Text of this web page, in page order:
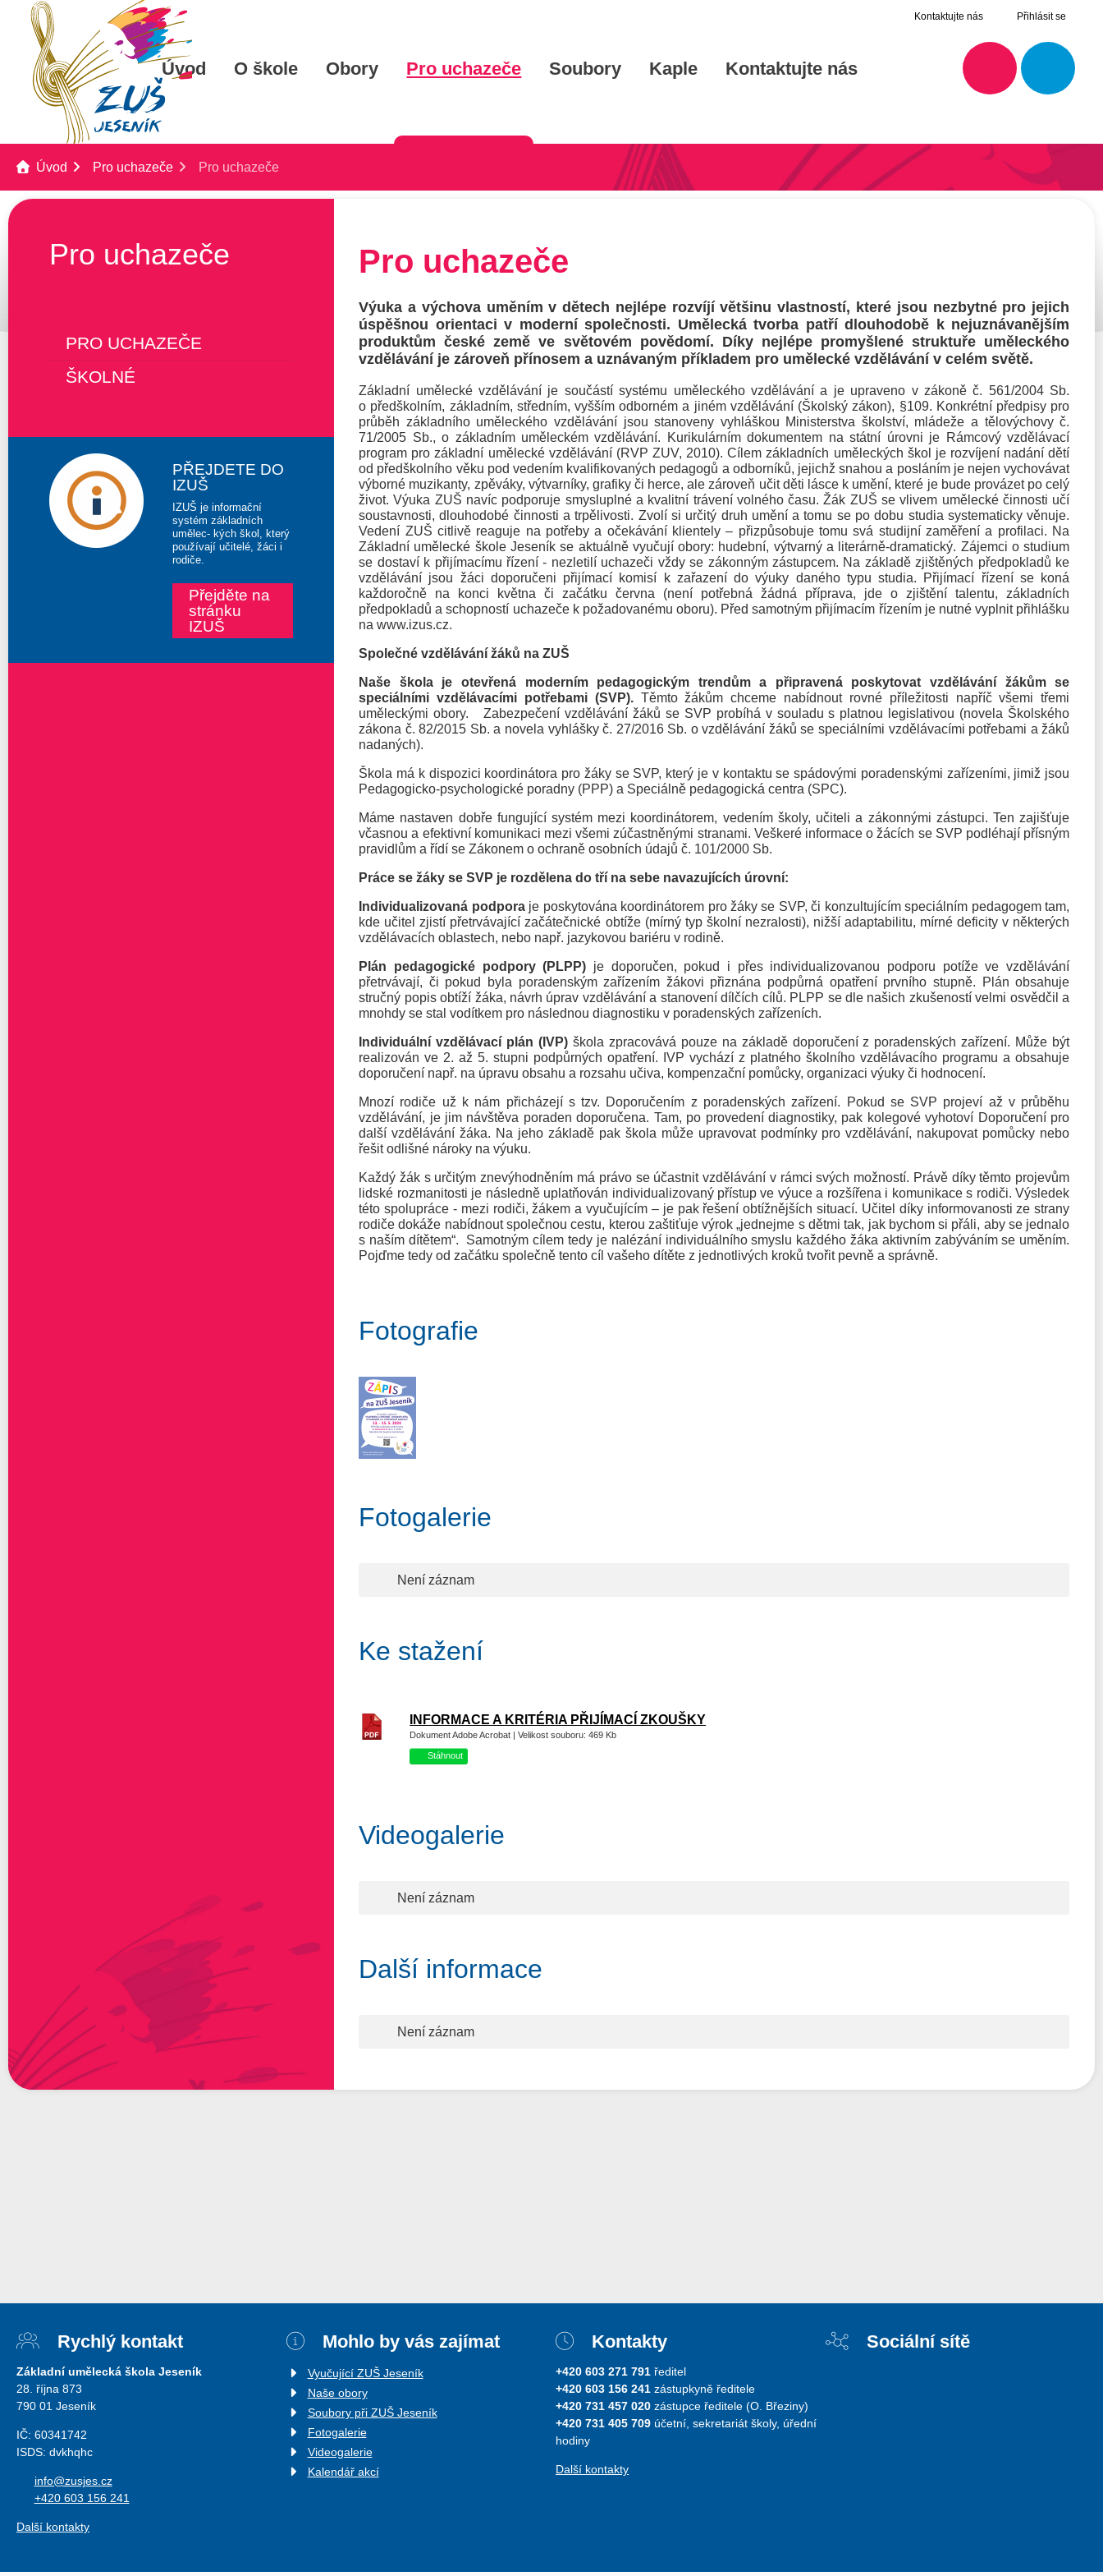
Kontaktujte nás Přihlásit se
Úvod O škole Obory Pro uchazeče Soubory Kaple Kontaktujte nás
Úvod Pro uchazeče Pro uchazeče
Pro uchazeče
PRO UCHAZEČE
ŠKOLNÉ
PŘEJDETE DO
IZUŠ
IZUŠ je informační
systém základních
umělec- kých škol, který
používají učitelé, žáci i
rodiče.
Přejděte na
stránku
IZUŠ
Pro uchazeče
Výuka a výchova uměním v dětech nejlépe rozvíjí většinu vlastností, které jsou nezbytné pro jejich
úspěšnou orientaci v moderní společnosti. Umělecká tvorba patří dlouhodobě k nejuznávanějším
produktům české země ve světovém povědomí. Díky nejlépe promyšlené struktuře uměleckého
vzdělávání je zároveň přínosem a uznávaným příkladem pro umělecké vzdělávání v celém světě.
Základní umělecké vzdělávání je součástí systému uměleckého vzdělávání a je upraveno v zákoně č. 561/2004 Sb.
o předškolním, základním, středním, vyšším odborném a jiném vzdělávání (Školský zákon), §109. Konkrétní předpisy pro
průběh základního uměleckého vzdělávání jsou stanoveny vyhláškou Ministerstva školství, mládeže a tělovýchovy č.
71/2005 Sb., o základním uměleckém vzdělávání. Kurikulárním dokumentem na státní úrovni je Rámcový vzdělávací
program pro základní umělecké vzdělávání (RVP ZUV, 2010). Cílem základních uměleckých škol je rozvíjení nadání dětí
od předškolního věku pod vedením kvalifikovaných pedagogů a odborníků, jejichž snahou a posláním je nejen vychovávat
výborné muzikanty, zpěváky, výtvarníky, grafiky či herce, ale zároveň učit děti lásce k umění, které je bude provázet po celý
život. Výuka ZUŠ navíc podporuje smysluplné a kvalitní trávení volného času. Žák ZUŠ se vlivem umělecké činnosti učí
soustavnosti, dlouhodobé činnosti a trpělivosti. Zvolí si určitý druh umění a tomu se po dobu studia systematicky věnuje.
Vedení ZUŠ citlivě reaguje na potřeby a očekávání klientely – přizpůsobuje tomu svá studijní zaměření a profilaci. Na
Základní umělecké škole Jeseník se aktuálně vyučují obory: hudební, výtvarný a literárně-dramatický. Zájemci o studium
se dostaví k přijímacímu řízení - nezletilí uchazeči vždy se zákonným zástupcem. Na základě zjištěných předpokladů ke
vzdělávání jsou žáci doporučeni přijímací komisí k zařazení do výuky daného typu studia. Přijímací řízení se koná
každoročně na konci května či začátku června (není potřebná žádná příprava, jde o zjištění talentu, základních
předpokladů a schopností uchazeče k požadovanému oboru). Před samotným přijímacím řízením je nutné vyplnit přihlášku
na www.izus.cz.
Společné vzdělávání žáků na ZUŠ
Naše škola je otevřená moderním pedagogickým trendům a připravená poskytovat vzdělávání žákům se
speciálními vzdělávacími potřebami (SVP).Těmto žákům chceme nabídnout rovné příležitosti napříč všemi třemi
uměleckými obory. Zabezpečení vzdělávání žáků se SVP probíhá v souladu s platnou legislativou (novela Školského
zákona č. 82/2015 Sb. a novela vyhlášky č. 27/2016 Sb. o vzdělávání žáků se speciálními vzdělávacími potřebami a žáků
nadaných).
Škola má k dispozici koordinátora pro žáky se SVP, který je v kontaktu se spádovými poradenskými zařízeními, jimiž jsou
Pedagogicko-psychologické poradny (PPP) a Speciálně pedagogická centra (SPC).
Máme nastaven dobře fungující systém mezi koordinátorem, vedením školy, učiteli a zákonnými zástupci. Ten zajišťuje
včasnou a efektivní komunikaci mezi všemi zúčastněnými stranami. Veškeré informace o žácích se SVP podléhají přísným
pravidlům a řídí se Zákonem o ochraně osobních údajů č. 101/2000 Sb.
Práce se žáky se SVP je rozdělena do tří na sebe navazujících úrovní:
Individualizovaná podporaje poskytována koordinátorem pro žáky se SVP, či konzultujícím speciálním pedagogem tam,
kde učitel zjistí přetrvávající začátečnické obtíže (mírný typ školní nezralosti), nižší adaptabilitu, mírné deficity v některých
vzdělávacích oblastech, nebo např. jazykovou bariéru v rodině.
Plán pedagogické podpory (PLPP) je doporučen, pokud i přes individualizovanou podporu potíže ve vzdělávání
přetrvávají, či pokud byla poradenským zařízením žákovi přiznána podpůrná opatření prvního stupně. Plán obsahuje
stručný popis obtíží žáka, návrh úprav vzdělávání a stanovení dílčích cílů. PLPP se dle našich zkušeností velmi osvědčil a
mnohdy se stal vodítkem pro následnou diagnostiku v poradenských zařízeních.
Individuální vzdělávací plán (IVP)škola zpracovává pouze na základě doporučení z poradenských zařízení. Může být
realizován ve 2. až 5. stupni podpůrných opatření. IVP vychází z platného školního vzdělávacího programu a obsahuje
doporučení např. na úpravu obsahu a rozsahu učiva, kompenzační pomůcky, organizaci výuky či hodnocení.
Mnozí rodiče už k nám přicházejí s tzv. Doporučením z poradenských zařízení. Pokud se SVP projeví až v průběhu
vzdělávání, je jim návštěva poraden doporučena. Tam, po provedení diagnostiky, pak kolegové vyhotoví Doporučení pro
další vzdělávání žáka. Na jeho základě pak škola může upravovat podmínky pro vzdělávání, nakupovat pomůcky nebo
řešit odlišné nároky na výuku.
Každý žák s určitým znevýhodněním má právo se účastnit vzdělávání v rámci svých možností. Právě díky těmto projevům
lidské rozmanitosti je následně uplatňován individualizovaný přístup ve výuce a rozšířena i komunikace s rodiči. Výsledek
této spolupráce - mezi rodiči, žákem a vyučujícím – je pak řešení obtížnějších situací. Učitel díky informovanosti ze strany
rodiče dokáže nabídnout společnou cestu, kterou zaštiťuje výrok „jednejme s dětmi tak, jak bychom si přáli, aby se jednalo
s naším dítětem“. Samotným cílem tedy je nalézání individuálního smyslu každého žáka aktivním zabýváním se uměním.
Pojďme tedy od začátku společně tento cíl vašeho dítěte z jednotlivých kroků tvořit pevně a správně.
Fotografie
Fotogalerie
Není záznam
Ke stažení
INFORMACE A KRITÉRIA PŘIJÍMACÍ ZKOUŠKY
Dokument Adobe Acrobat | Velikost souboru: 469 Kb
Stáhnout
Videogalerie
Není záznam
Další informace
Není záznam
Rychlý kontakt
Základní umělecká škola Jeseník
28. října 873
790 01 Jeseník
IČ: 60341742
ISDS: dvkhqhc
info@zusjes.cz
+420 603 156 241
Další kontakty
Mohlo by vás zajímat
Vyučující ZUŠ Jeseník
Naše obory
Soubory při ZUŠ Jeseník
Fotogalerie
Videogalerie
Kalendář akcí
Kontakty
+420 603 271 791 ředitel
+420 603 156 241 zástupkyně ředitele
+420 731 457 020 zástupce ředitele (O. Březiny)
+420 731 405 709 účetní, sekretariát školy, úřední
hodiny
Další kontakty
Sociální sítě